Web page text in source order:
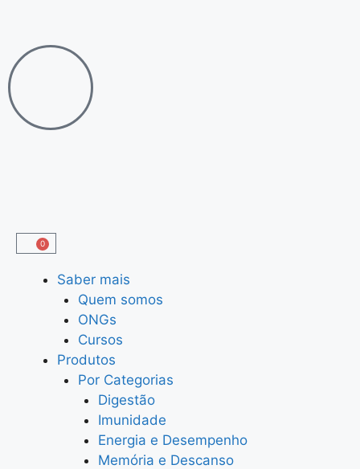
0
Saber mais
Quem somos
ONGs
Cursos
Produtos
Por Categorias
Digestão
Imunidade
Energia e Desempenho
Memória e Descanso